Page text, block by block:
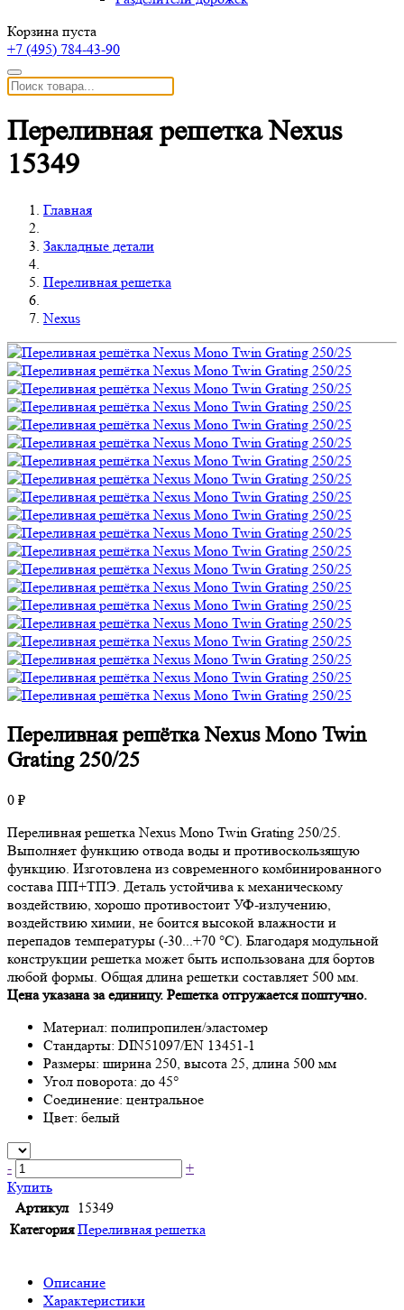
Корзина пуста
+7 (495) 784-43-90
Переливная решетка Nexus
15349
Главная
Закладные детали
Переливная решетка
Nexus
Переливная решётка Nexus Mono Twin
Grating 250/25
0 ₽
Переливная решетка Nexus Mono Twin Grating 250/25.
Выполняет функцию отвода воды и противоскользящую
функцию. Изготовлена из современного комбинированного
состава ПП+TПЭ. Деталь устойчива к механическому
воздействию, хорошо противостоит УФ-излучению,
воздействию химии, не боится высокой влажности и
перепадов температуры (-30...+70 °С). Благодаря модульной
конструкции решетка может быть использована для бортов
любой формы. Общая длина решетки составляет 500 мм.
Цена указана за единицу. Решетка отгружается поштучно.
Материал: полипропилен/эластомер
Стандарты: DIN51097/EN 13451-1
Размеры: ширина 250, высота 25, длина 500 мм
Угол поворота: до 45°
Соединение: центральное
Цвет: белый
-
+
Купить
Артикул
15349
Категория Переливная решетка
Описание
Характеристики